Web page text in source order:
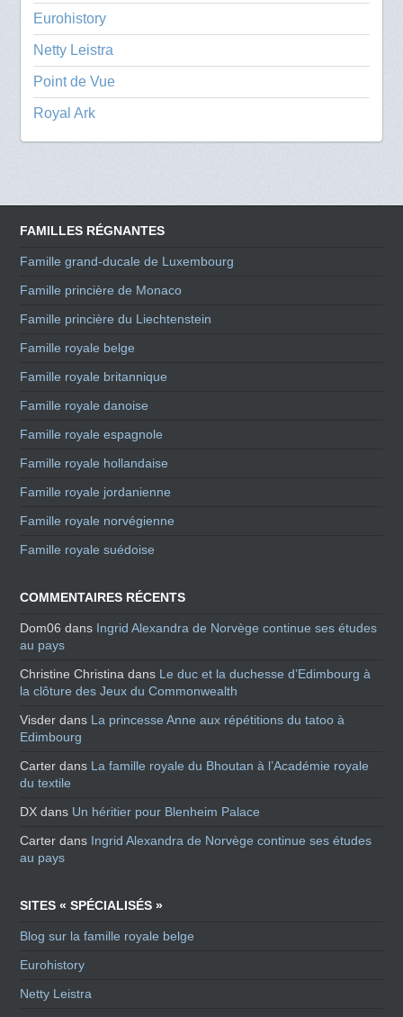
Eurohistory
Netty Leistra
Point de Vue
Royal Ark
FAMILLES RÉGNANTES
Famille grand-ducale de Luxembourg
Famille princière de Monaco
Famille princière du Liechtenstein
Famille royale belge
Famille royale britannique
Famille royale danoise
Famille royale espagnole
Famille royale hollandaise
Famille royale jordanienne
Famille royale norvégienne
Famille royale suédoise
COMMENTAIRES RÉCENTS
Dom06 dans Ingrid Alexandra de Norvège continue ses études
au pays
Christine Christina dans Le duc et la duchesse d’Edimbourg à
la clôture des Jeux du Commonwealth
Visder dans La princesse Anne aux répétitions du tatoo à
Edimbourg
Carter dans La famille royale du Bhoutan à l’Académie royale
du textile
DX dans Un héritier pour Blenheim Palace
Carter dans Ingrid Alexandra de Norvège continue ses études
au pays
SITES « SPÉCIALISÉS »
Blog sur la famille royale belge
Eurohistory
Netty Leistra